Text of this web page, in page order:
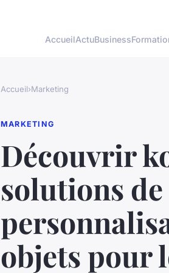
AccueilActuBusiness
Accueil›Marketing
MARKETING
Découvrir
solutions de
objets pour